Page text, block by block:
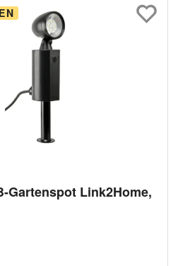
Gartenspot Link2Home,